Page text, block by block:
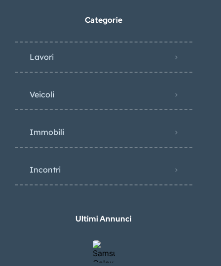
Categorie
Lavori
Veicoli
Immobili
Incontri
Ultimi Annunci